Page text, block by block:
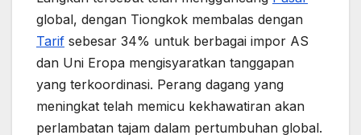
global, dengan Tiongkok membalas dengan
Tarif sebesar 34% untuk berbagai impor AS
dan Uni Eropa mengisyaratkan tanggapan
yang terkoordinasi. Perang dagang yang
meningkat telah memicu kekhawatiran akan
perlambatan tajam dalam pertumbuhan global.